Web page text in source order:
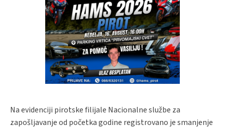
Na evidenciji pirotske filijale Nacionalne službe za
zapošljavanje od početka godine registrovano je smanjenje